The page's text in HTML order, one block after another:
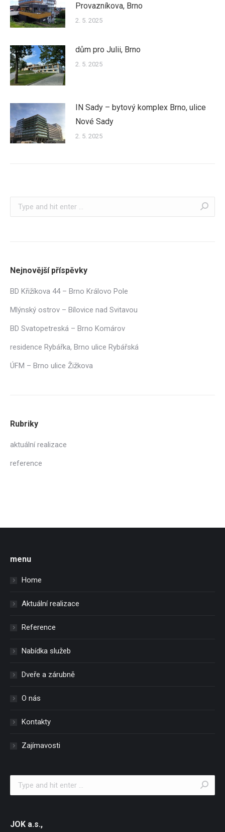
Provazníkova, Brno
2. 5. 2025
dům pro Julii, Brno
2. 5. 2025
IN Sady – bytový komplex Brno, ulice
Nové Sady
2. 5. 2025
Search:
Nejnovější příspěvky
BD Křižíkova 44 – Brno Královo Pole
Mlýnský ostrov – Bílovice nad Svitavou
BD Svatopetreská – Brno Komárov
residence Rybářka, Brno ulice Rybářská
ÚFM – Brno ulice Žižkova
Rubriky
aktuální realizace
reference
menu
Home
Aktuální realizace
Reference
Nabídka služeb
Dveře a zárubně
O nás
Kontakty
Zajímavosti
Search:
JOK a.s.,